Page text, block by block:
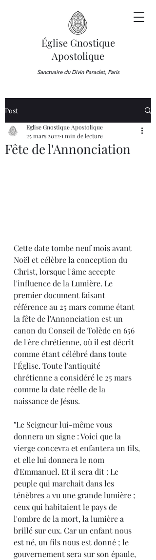
Église Gnostique
Apostolique
Sanctuaire du Divin Paraclet, Paris
Post
Fête de l'Annonciation
Eglise Gnostique Apostolique
25 mars 2022 1 min de lecture
Cette date tombe neuf mois avant
Noël et célèbre la conception du
Christ, lorsque l'âme accepte
l'influence de la Lumière. Le
premier document faisant
référence au 25 mars comme étant
la fête de l'Annonciation est un
canon du Conseil de Tolède en 656
de l'ère chrétienne, où il est décrit
comme étant célébré dans toute
l'Église. Toute l'antiquité
chrétienne a considéré le 25 mars
comme la date réelle de la
naissance de Jésus.
"Le Seigneur lui-même vous
donnera un signe : Voici que la
vierge concevra et enfantera un fils,
et elle lui donnera le nom
d'Emmanuel. Et il sera dit : Le
peuple qui marchait dans les
ténèbres a vu une grande lumière ;
ceux qui habitaient le pays de
l'ombre de la mort, la lumière a
brillé sur eux. Car un enfant nous
est né, un fils nous est donné ; le
gouvernement sera sur son épaule,